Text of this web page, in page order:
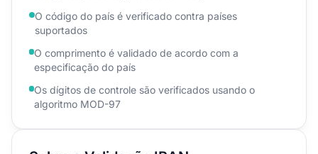
O código do país é verificado contra países
suportados
O comprimento é validado de acordo com a
especificação do país
Os dígitos de controle são verificados usando o
algoritmo MOD-97